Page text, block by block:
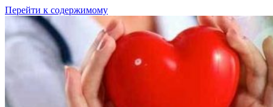
Перейти к содержимому